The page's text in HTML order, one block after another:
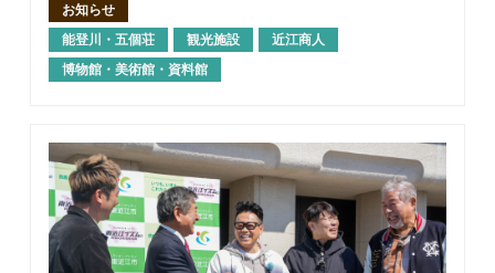
お知らせ
能登川・五個荘
観光施設
近江商人
博物館・美術館・資料館